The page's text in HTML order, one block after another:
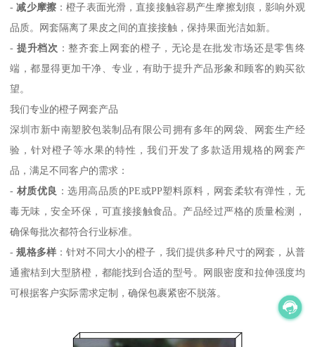
-减少摩擦 ：橙子表面光滑，直接接触容易产生摩擦划痕，影响外观
品质。网套隔离了果皮之间的直接接触，保持果面光洁如新。
- 提升档次 ：整齐套上网套的橙子，无论是在批发市场还是零售终
端，都显得更加干净、专业，有助于提升产品形象和顾客的购买欲
望。
我们专业的橙子网套产品
深圳市新中南塑胶包装制品有限公司拥有多年的网袋、网套生产经
验，针对橙子等水果的特性，我们开发了多款适用规格的网套产
品，满足不同客户的需求：
- 材质优良 ：选用高品质的PE或PP塑料原料，网套柔软有弹性，无
毒无味，安全环保，可直接接触食品。产品经过严格的质量检测，
确保每批次都符合行业标准。
-规格多样 ：针对不同大小的橙子，我们提供多种尺寸的网套，从普
通蜜桔到大型脐橙，都能找到合适的型号。网眼密度和拉伸强度均
可根据客户实际需求定制，确保包裹紧密不脱落。